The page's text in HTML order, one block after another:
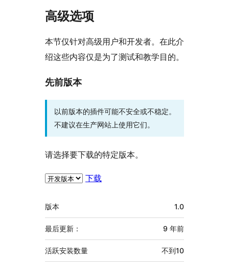
高级选项
本节仅针对高级用户和开发者。在此介
绍这些内容仅是为了测试和教学目的。
先前版本
以前版本的插件可能不安全或不稳定。
不建议在生产网站上使用它们。
请选择要下载的特定版本。
下载
额
外
信
息
版本 1.0
最后更新： 9 年前
活跃安装数量 不到10